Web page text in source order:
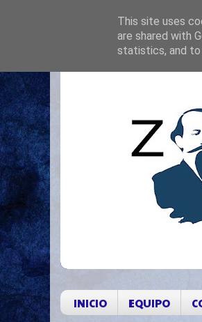
INICIO EQUIPO
This site uses
are shared with
statistics, and to